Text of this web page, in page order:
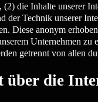
die Inhalte unserer
der Technik unserer
Diese anonym
Unternehmen
getrennt von allen
die